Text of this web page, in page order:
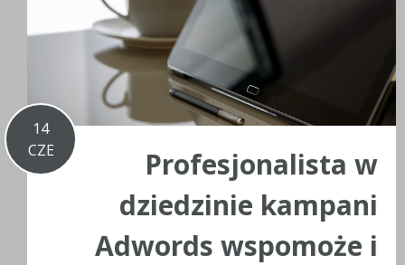
14
CZE
Profesjonalista w
dziedzinie kampani
Adwords wspomoże i